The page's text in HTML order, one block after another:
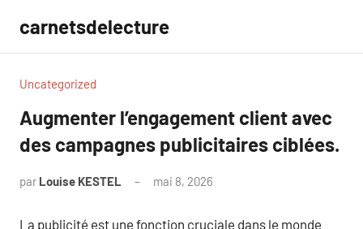
contenu
carnetsdelecture
Uncategorized
Augmenter l’engagement client avec
des campagnes publicitaires ciblées.
par Louise KESTEL mai 8, 2026
La publicité est une fonction cruciale dans le monde